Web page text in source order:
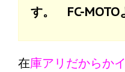
す。 FC-MOTO
在庫アリだからか